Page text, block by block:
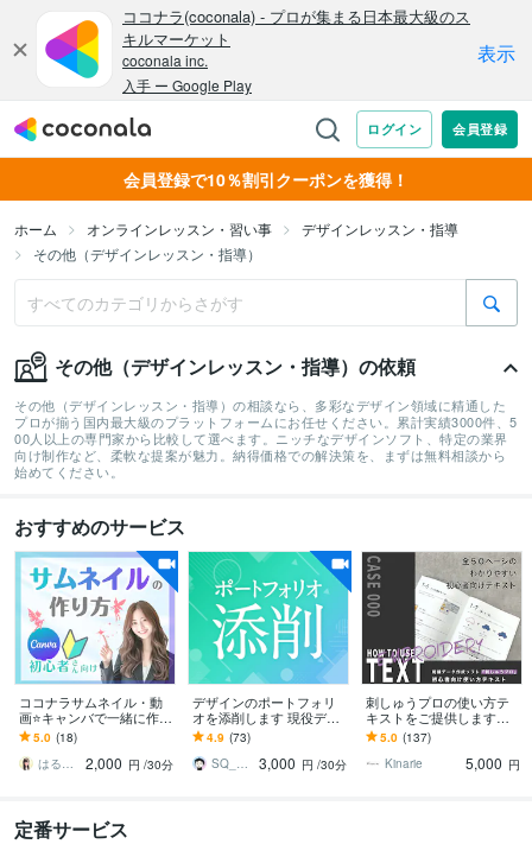
会員登録で10％割引クーポンを獲得！
ホーム オンラインレッスン・習い事
デザインレッスン・指導
その他（デザインレッスン・指導）
その他（デザインレッスン・指導）の依頼
その他（デザインレッスン・指導）の相談なら、多彩なデザイン領域に精通した
プロが揃う国内最大級のプラットフォームにお任せください。累計実績3000件、5
00人以上の専門家から比較して選べます。ニッチなデザインソフト、特定の業界
向け制作など、柔軟な提案が魅力。納得価格での解決策を、まずは無料相談から
始めてください。
おすすめのサービス
ココナラサムネイル・動
画⭐キャンバで一緒に作り
ます Canva初心者様向け
／電話相談・占い出品者
様
5.0 (18)
はるな＊お豆腐メンタルさんの味方
2,000 円 /30分
デザインのポートフォリ
オを添削します 現役デザ
イナーがあなたのポート
フォリオをブラッシュア
ップ！
4.9 (73)
SQ_designnn
3,000 円 /30分
刺しゅうプロの使い方テ
キストをご提供します
「難しい」を「簡単」
へ。初心者向けわかりや
すい使い方テキスト
5.0 (137)
Kinarie
5,000 円
定番サービス